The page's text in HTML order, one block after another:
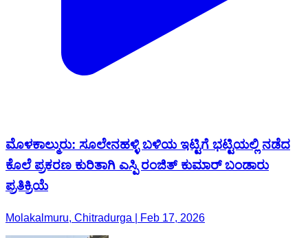
ಮೊಳಕಾಲ್ಮುರು: ಸೂಲೇನಹಳ್ಳಿ ಬಳಿಯ ಇಟ್ಟಿಗೆ ಭಟ್ಟಿಯಲ್ಲಿ ನಡೆದ
ಕೊಲೆ ಪ್ರಕರಣ ಕುರಿತಾಗಿ ಎಸ್ಪಿ ರಂಜಿತ್ ಕುಮಾರ್ ಬಂಡಾರು
ಪ್ರತಿಕ್ರಿಯೆ
Molakalmuru, Chitradurga | Feb 17, 2026